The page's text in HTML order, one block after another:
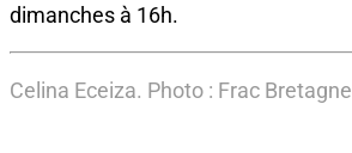
dimanches à 16h.
Celina Eceiza. Photo : Frac Bretagne